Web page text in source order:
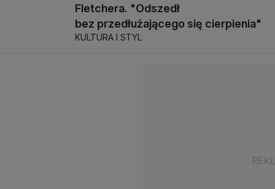
Fletchera. "Odszedł
bez przedłużającego się cierpienia"
KULTURA I STYL